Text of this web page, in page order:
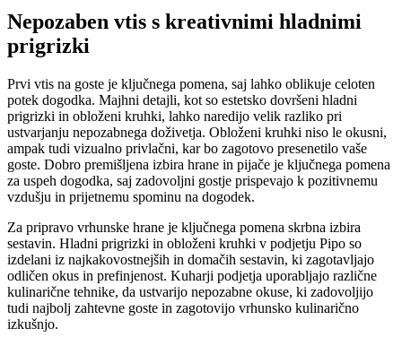
Nepozaben vtis s kreativnimi hladnimi
prigrizki
Prvi vtis na goste je ključnega pomena, saj lahko oblikuje celoten
potek dogodka. Majhni detajli, kot so estetsko dovršeni hladni
prigrizki in obloženi kruhki, lahko naredijo velik razliko pri
ustvarjanju nepozabnega doživetja. Obloženi kruhki niso le okusni,
ampak tudi vizualno privlačni, kar bo zagotovo presenetilo vaše
goste. Dobro premišljena izbira hrane in pijače je ključnega pomena
za uspeh dogodka, saj zadovoljni gostje prispevajo k pozitivnemu
vzdušju in prijetnemu spominu na dogodek.
Za pripravo vrhunske hrane je ključnega pomena skrbna izbira
sestavin. Hladni prigrizki in obloženi kruhki v podjetju Pipo so
izdelani iz najkakovostnejših in domačih sestavin, ki zagotavljajo
odličen okus in prefinjenost. Kuharji podjetja uporabljajo različne
kulinarične tehnike, da ustvarijo nepozabne okuse, ki zadovoljijo
tudi najbolj zahtevne goste in zagotovijo vrhunsko kulinarično
izkušnjo.